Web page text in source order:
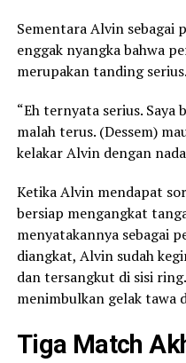
Sementara Alvin sebagai
enggak nyangka bahwa
merupakan tanding serius.
“Eh ternyata serius. Saya
malah terus. (Dessem)
kelakar Alvin dengan
Ketika Alvin mendapat
bersiap mengangkat
menyatakannya sebagai
diangkat, Alvin sudah
dan tersangkut di sisi
menimbulkan gelak tawa
Tiga Match